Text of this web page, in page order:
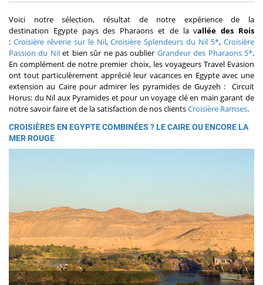
Voici notre sélection, résultat de notre expérience de la
destination Egypte pays des Pharaons et de la vallée des Rois
: Croisière rêverie sur le Nil,Croisière Splendeurs du Nil 5*,Croisière
Passion du Nilet bien sûr ne pas oublier Grandeur des Pharaons 5*.
En complément de notre premier choix, les voyageurs Travel Evasion
ont tout particulèrement apprécié leur vacances en Egypte avec une
extension au Caire pour admirer les pyramides de Guyzeh : Circuit
Horus: du Nil aux Pyramides et pour un voyage clé en main garant de
notre savoir faire et de la satisfaction de nos clientsCroisière Ramses.
CROISIÈRES EN EGYPTE COMBINÉES ? LE CAIRE OU ENCORE LA
MER ROUGE